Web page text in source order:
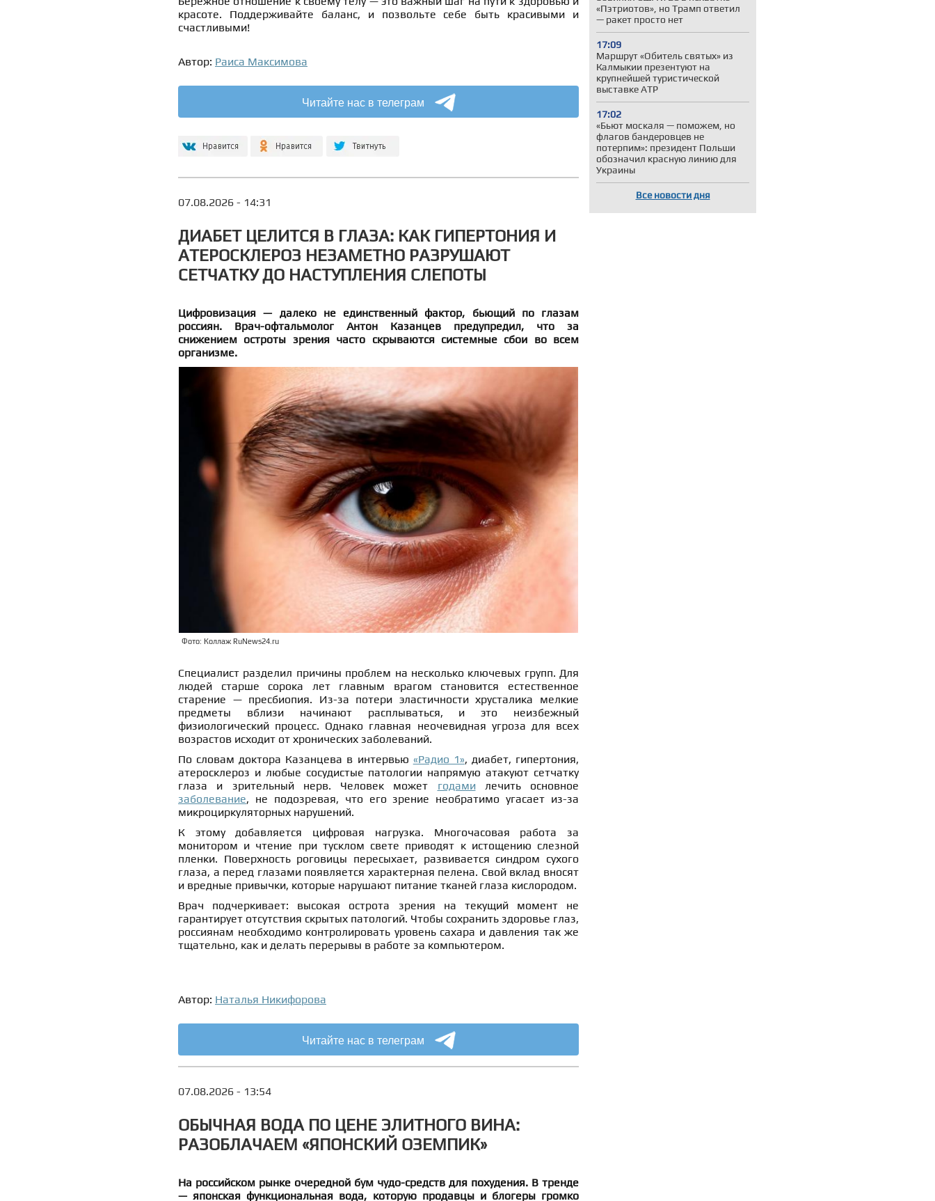
«Пэтриотов», но Трамп ответил
— ракет просто нет
17:09
Маршрут «Обитель святых» из
Калмыкии презентуют на
крупнейшей туристической
выставке АТР
17:02
«Бьют москаля — поможем, но
флагов бандеровцев не
потерпим»: президент Польши
обозначил красную линию для
Украины
Все новости дня
красоте. Поддерживайте баланс, и позвольте себе быть красивыми и
счастливыми!
Автор: Раиса Максимова
Читайте нас в телеграм
07.08.2026 - 14:31
ДИАБЕТ ЦЕЛИТСЯ В ГЛАЗА: КАК ГИПЕРТОНИЯ И
АТЕРОСКЛЕРОЗ НЕЗАМЕТНО РАЗРУШАЮТ
СЕТЧАТКУ ДО НАСТУПЛЕНИЯ СЛЕПОТЫ
Цифровизация — далеко не единственный фактор, бьющий по глазам
россиян. Врач-офтальмолог Антон Казанцев предупредил, что за
снижением остроты зрения часто скрываются системные сбои во всем
организме.
Фото: Коллаж RuNews24.ru
Специалист разделил причины проблем на несколько ключевых групп. Для
людей старше сорока лет главным врагом становится естественное
старение — пресбиопия. Из-за потери эластичности хрусталика мелкие
предметы вблизи начинают расплываться, и это неизбежный
физиологический процесс. Однако главная неочевидная угроза для всех
возрастов исходит от хронических заболеваний.
По словам доктора Казанцева в интервью «Радио 1», диабет, гипертония,
атеросклероз и любые сосудистые патологии напрямую атакуют сетчатку
глаза и зрительный нерв. Человек может годамилечить основное
заболевание, не подозревая, что его зрение необратимо угасает из-за
микроциркуляторных нарушений.
К этому добавляется цифровая нагрузка. Многочасовая работа за
монитором и чтение при тусклом свете приводят к истощению слезной
пленки. Поверхность роговицы пересыхает, развивается синдром сухого
глаза, а перед глазами появляется характерная пелена. Свой вклад вносят
и вредные привычки, которые нарушают питание тканей глаза кислородом.
Врач подчеркивает: высокая острота зрения на текущий момент не
гарантирует отсутствия скрытых патологий. Чтобы сохранить здоровье глаз,
россиянам необходимо контролировать уровень сахара и давления так же
тщательно, как и делать перерывы в работе за компьютером.
Автор: Наталья Никифорова
Читайте нас в телеграм
07.08.2026 - 13:54
ОБЫЧНАЯ ВОДА ПО ЦЕНЕ ЭЛИТНОГО ВИНА:
РАЗОБЛАЧАЕМ «ЯПОНСКИЙ ОЗЕМПИК»
На российском рынке очередной бум чудо-средств для похудения. В тренде
— японская функциональная вода, которую продавцы и блогеры громко